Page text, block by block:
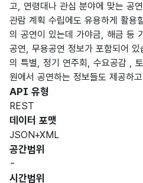
고, 연령대나 관심 분야에 맞는 공
관람 계획 수립에도 유용하게 활용
의 공연이 있는데 가야금, 해금 등
공연, 무용공연 정보가 포함되어
의 특별, 정기 연주회, 수요공감 ,
원에서 공연하는 정보들도 제공하
API 유형
REST
데이터 포맷
JSON+XML
공간범위
-
시간범위